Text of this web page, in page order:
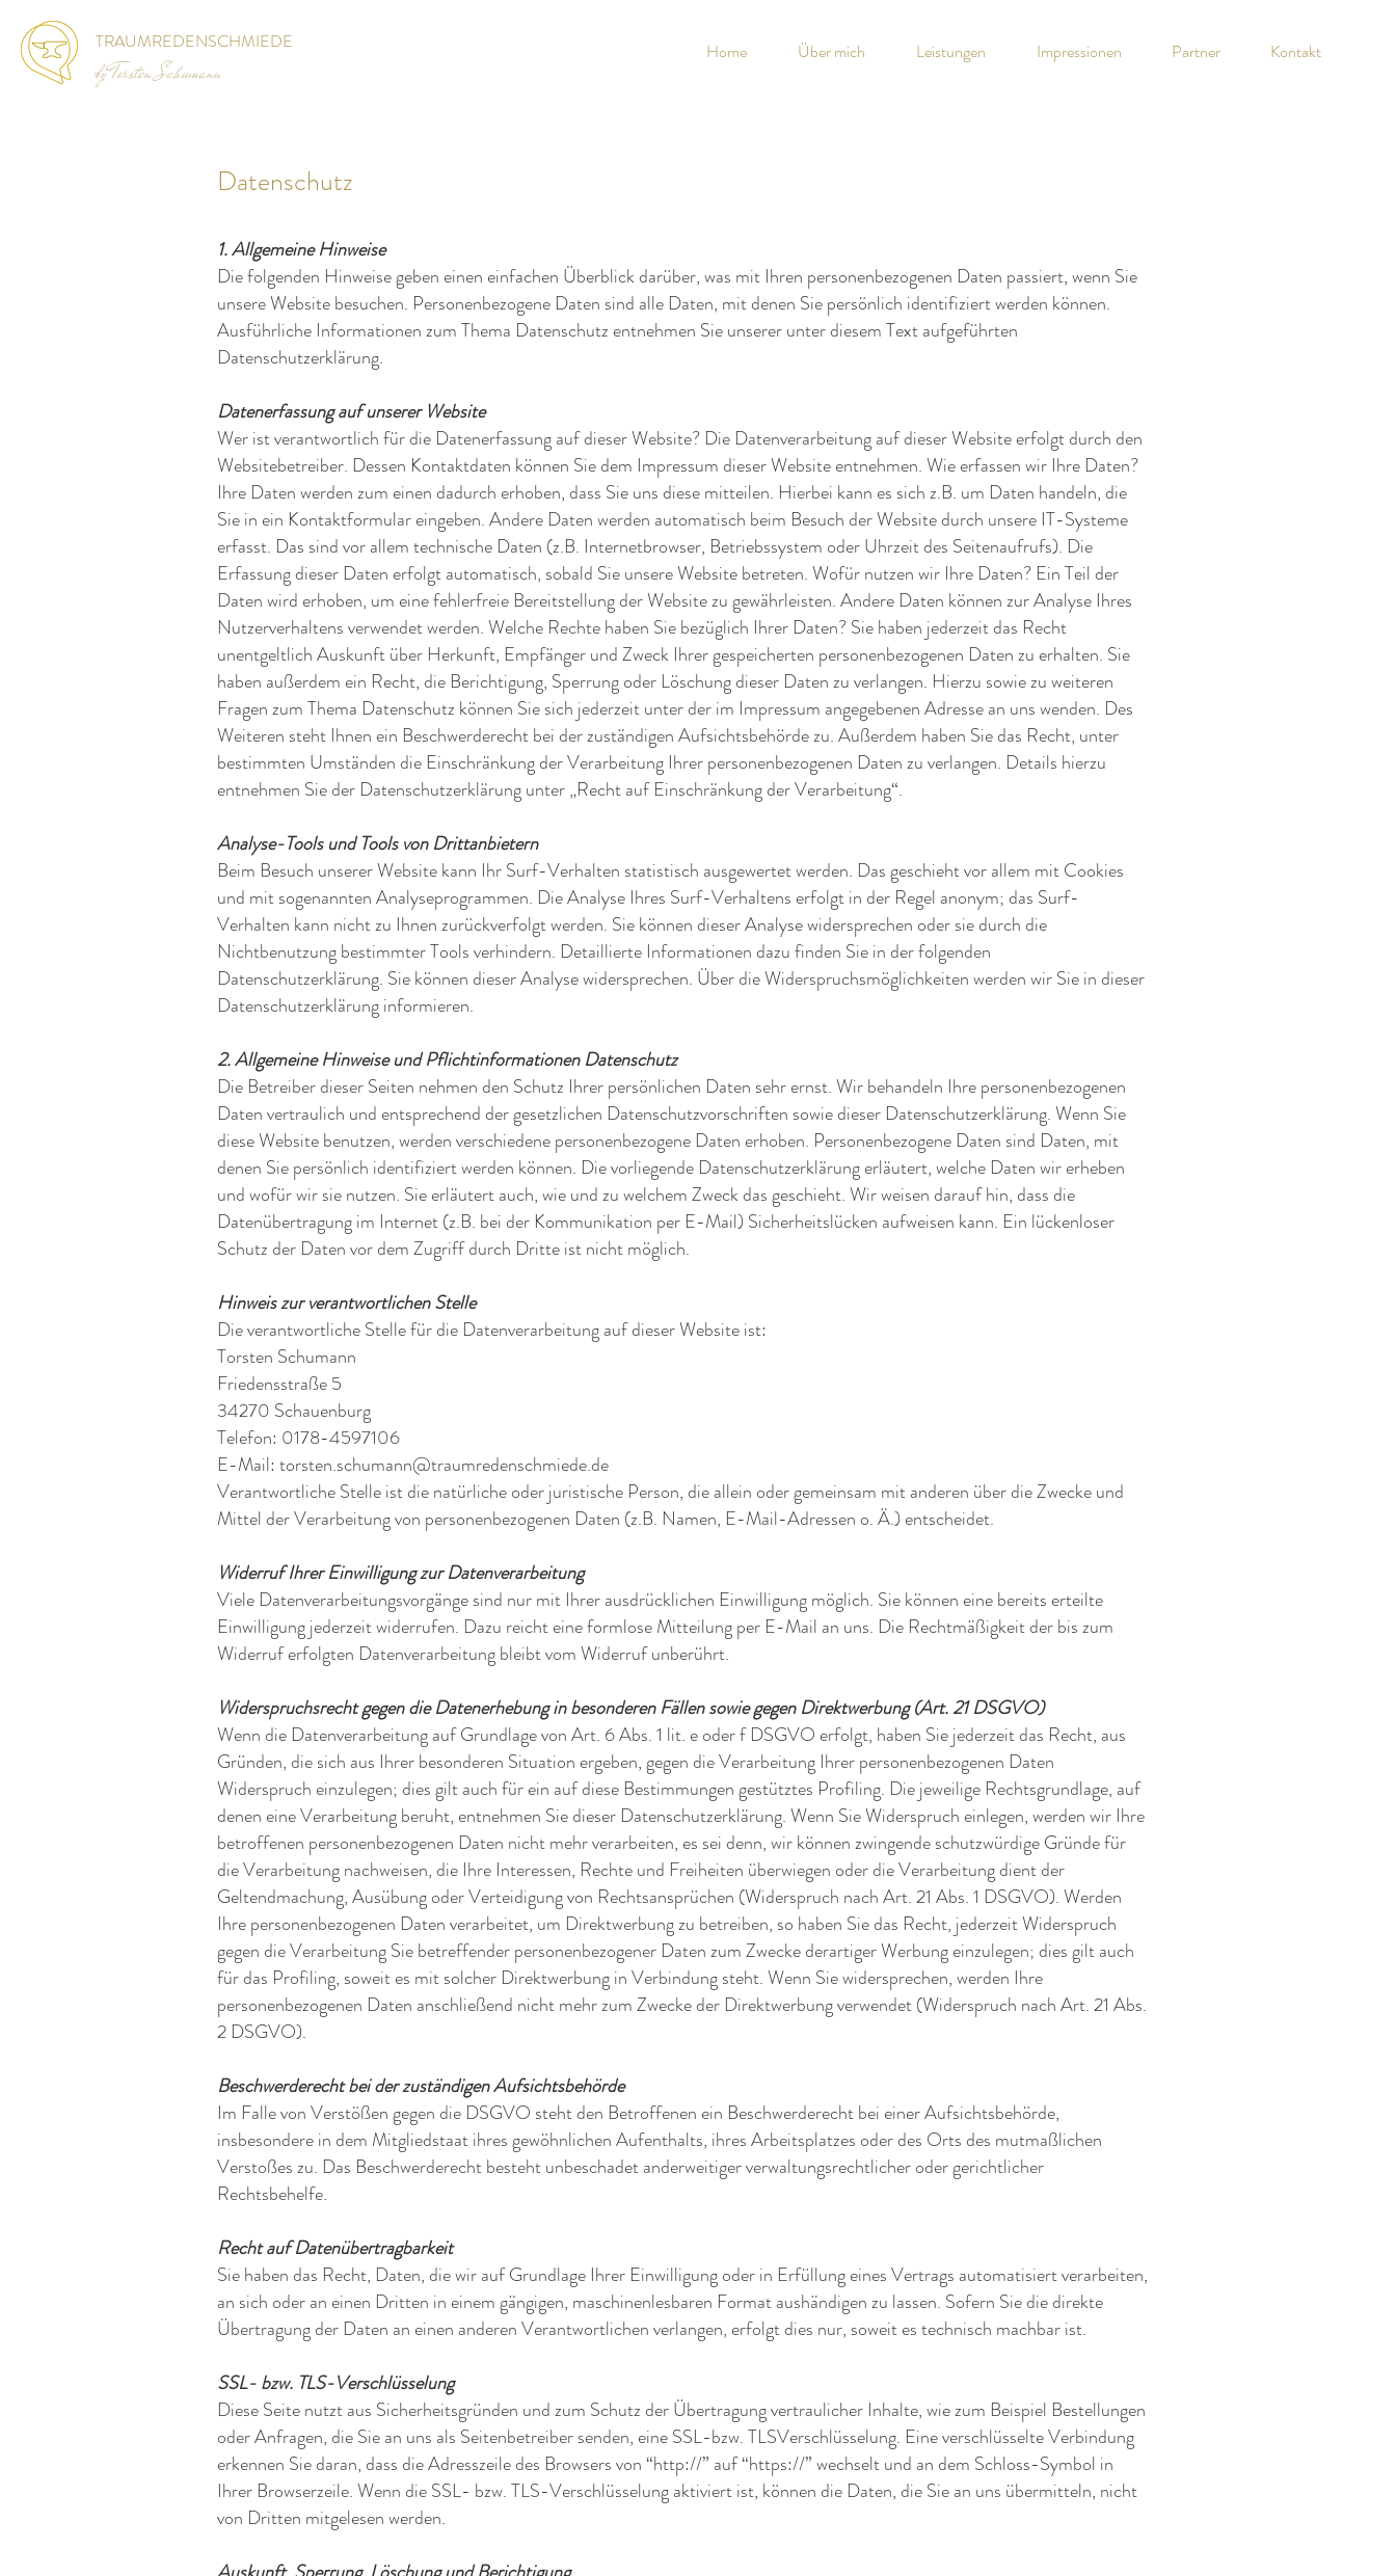
by Torsten Schumann
TRAUMREDENSCHMIEDE Home Über mich Leistungen Impressionen Partner Kontakt
Datenschutz
1. Allgemeine Hinweise
Die folgenden Hinweise geben einen einfachen Überblick darüber, was mit Ihren personenbezogenen Daten passiert, wenn Sie
unsere Website besuchen. Personenbezogene Daten sind alle Daten, mit denen Sie persönlich identifiziert werden können.
Ausführliche Informationen zum Thema Datenschutz entnehmen Sie unserer unter diesem Text aufgeführten
Datenschutzerklärung.
Datenerfassung auf unserer Website
Wer ist verantwortlich für die Datenerfassung auf dieser Website? Die Datenverarbeitung auf dieser Website erfolgt durch den
Websitebetreiber. Dessen Kontaktdaten können Sie dem Impressum dieser Website entnehmen. Wie erfassen wir Ihre Daten?
Ihre Daten werden zum einen dadurch erhoben, dass Sie uns diese mitteilen. Hierbei kann es sich z.B. um Daten handeln, die
Sie in ein Kontaktformular eingeben. Andere Daten werden automatisch beim Besuch der Website durch unsere IT-Systeme
erfasst. Das sind vor allem technische Daten (z.B. Internetbrowser, Betriebssystem oder Uhrzeit des Seitenaufrufs). Die
Erfassung dieser Daten erfolgt automatisch, sobald Sie unsere Website betreten. Wofür nutzen wir Ihre Daten? Ein Teil der
Daten wird erhoben, um eine fehlerfreie Bereitstellung der Website zu gewährleisten. Andere Daten können zur Analyse Ihres
Nutzerverhaltens verwendet werden. Welche Rechte haben Sie bezüglich Ihrer Daten? Sie haben jederzeit das Recht
unentgeltlich Auskunft über Herkunft, Empfänger und Zweck Ihrer gespeicherten personenbezogenen Daten zu erhalten. Sie
haben außerdem ein Recht, die Berichtigung, Sperrung oder Löschung dieser Daten zu verlangen. Hierzu sowie zu weiteren
Fragen zum Thema Datenschutz können Sie sich jederzeit unter der im Impressum angegebenen Adresse an uns wenden. Des
Weiteren steht Ihnen ein Beschwerderecht bei der zuständigen Aufsichtsbehörde zu. Außerdem haben Sie das Recht, unter
bestimmten Umständen die Einschränkung der Verarbeitung Ihrer personenbezogenen Daten zu verlangen. Details hierzu
entnehmen Sie der Datenschutzerklärung unter „Recht auf Einschränkung der Verarbeitung“.
Analyse-Tools und Tools von Drittanbietern
Beim Besuch unserer Website kann Ihr Surf-Verhalten statistisch ausgewertet werden. Das geschieht vor allem mit Cookies
und mit sogenannten Analyseprogrammen. Die Analyse Ihres Surf-Verhaltens erfolgt in der Regel anonym; das Surf-
Verhalten kann nicht zu Ihnen zurückverfolgt werden. Sie können dieser Analyse widersprechen oder sie durch die
Nichtbenutzung bestimmter Tools verhindern. Detaillierte Informationen dazu finden Sie in der folgenden
Datenschutzerklärung. Sie können dieser Analyse widersprechen. Über die Widerspruchsmöglichkeiten werden wir Sie in dieser
Datenschutzerklärung informieren.
2. Allgemeine Hinweise und Pflichtinformationen Datenschutz
Die Betreiber dieser Seiten nehmen den Schutz Ihrer persönlichen Daten sehr ernst. Wir behandeln Ihre personenbezogenen
Daten vertraulich und entsprechend der gesetzlichen Datenschutzvorschriften sowie dieser Datenschutzerklärung. Wenn Sie
diese Website benutzen, werden verschiedene personenbezogene Daten erhoben. Personenbezogene Daten sind Daten, mit
denen Sie persönlich identifiziert werden können. Die vorliegende Datenschutzerklärung erläutert, welche Daten wir erheben
und wofür wir sie nutzen. Sie erläutert auch, wie und zu welchem Zweck das geschieht. Wir weisen darauf hin, dass die
Datenübertragung im Internet (z.B. bei der Kommunikation per E-Mail) Sicherheitslücken aufweisen kann. Ein lückenloser
Schutz der Daten vor dem Zugriff durch Dritte ist nicht möglich.
Hinweis zur verantwortlichen Stelle
Die verantwortliche Stelle für die Datenverarbeitung auf dieser Website ist:
Torsten Schumann
Friedensstraße 5
34270 Schauenburg
Telefon: 0178-4597106
E-Mail: torsten.schumann@traumredenschmiede.de
Verantwortliche Stelle ist die natürliche oder juristische Person, die allein oder gemeinsam mit anderen über die Zwecke und
Mittel der Verarbeitung von personenbezogenen Daten (z.B. Namen, E-Mail-Adressen o. Ä.) entscheidet.
Widerruf Ihrer Einwilligung zur Datenverarbeitung
Viele Datenverarbeitungsvorgänge sind nur mit Ihrer ausdrücklichen Einwilligung möglich. Sie können eine bereits erteilte
Einwilligung jederzeit widerrufen. Dazu reicht eine formlose Mitteilung per E-Mail an uns. Die Rechtmäßigkeit der bis zum
Widerruf erfolgten Datenverarbeitung bleibt vom Widerruf unberührt.
Widerspruchsrecht gegen die Datenerhebung in besonderen Fällen sowie gegen Direktwerbung (Art. 21 DSGVO)
Wenn die Datenverarbeitung auf Grundlage von Art. 6 Abs. 1 lit. e oder f DSGVO erfolgt, haben Sie jederzeit das Recht, aus
Gründen, die sich aus Ihrer besonderen Situation ergeben, gegen die Verarbeitung Ihrer personenbezogenen Daten
Widerspruch einzulegen; dies gilt auch für ein auf diese Bestimmungen gestütztes Profiling. Die jeweilige Rechtsgrundlage, auf
denen eine Verarbeitung beruht, entnehmen Sie dieser Datenschutzerklärung. Wenn Sie Widerspruch einlegen, werden wir Ihre
betroffenen personenbezogenen Daten nicht mehr verarbeiten, es sei denn, wir können zwingende schutzwürdige Gründe für
die Verarbeitung nachweisen, die Ihre Interessen, Rechte und Freiheiten überwiegen oder die Verarbeitung dient der
Geltendmachung, Ausübung oder Verteidigung von Rechtsansprüchen (Widerspruch nach Art. 21 Abs. 1 DSGVO). Werden
Ihre personenbezogenen Daten verarbeitet, um Direktwerbung zu betreiben, so haben Sie das Recht, jederzeit Widerspruch
gegen die Verarbeitung Sie betreffender personenbezogener Daten zum Zwecke derartiger Werbung einzulegen; dies gilt auch
für das Profiling, soweit es mit solcher Direktwerbung in Verbindung steht. Wenn Sie widersprechen, werden Ihre
personenbezogenen Daten anschließend nicht mehr zum Zwecke der Direktwerbung verwendet (Widerspruch nach Art. 21 Abs.
2 DSGVO).
Beschwerderecht bei der zuständigen Aufsichtsbehörde
Im Falle von Verstößen gegen die DSGVO steht den Betroffenen ein Beschwerderecht bei einer Aufsichtsbehörde,
insbesondere in dem Mitgliedstaat ihres gewöhnlichen Aufenthalts, ihres Arbeitsplatzes oder des Orts des mutmaßlichen
Verstoßes zu. Das Beschwerderecht besteht unbeschadet anderweitiger verwaltungsrechtlicher oder gerichtlicher
Rechtsbehelfe.
Recht auf Datenübertragbarkeit
Sie haben das Recht, Daten, die wir auf Grundlage Ihrer Einwilligung oder in Erfüllung eines Vertrags automatisiert verarbeiten,
an sich oder an einen Dritten in einem gängigen, maschinenlesbaren Format aushändigen zu lassen. Sofern Sie die direkte
Übertragung der Daten an einen anderen Verantwortlichen verlangen, erfolgt dies nur, soweit es technisch machbar ist.
SSL- bzw. TLS-Verschlüsselung
Diese Seite nutzt aus Sicherheitsgründen und zum Schutz der Übertragung vertraulicher Inhalte, wie zum Beispiel Bestellungen
oder Anfragen, die Sie an uns als Seitenbetreiber senden, eine SSL-bzw. TLSVerschlüsselung. Eine verschlüsselte Verbindung
erkennen Sie daran, dass die Adresszeile des Browsers von “http://” auf “https://” wechselt und an dem Schloss-Symbol in
Ihrer Browserzeile. Wenn die SSL- bzw. TLS-Verschlüsselung aktiviert ist, können die Daten, die Sie an uns übermitteln, nicht
von Dritten mitgelesen werden.